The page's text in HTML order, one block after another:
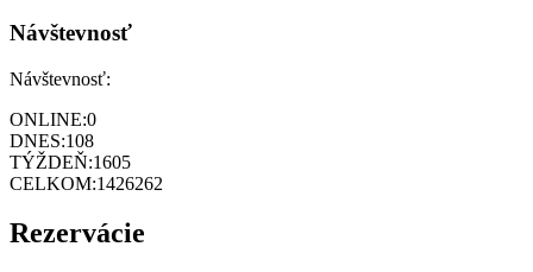
Návštevnosť
Návštevnosť:
ONLINE:0
DNES:108
TÝŽDEŇ:1605
CELKOM:1426262
Rezervácie